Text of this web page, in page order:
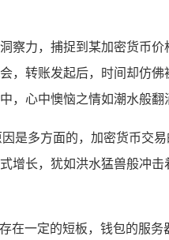
察力，捕捉到某加密货币
，转账发起后，时间却仿
，心中懊恼之情如潮水般翻
是多方面的，加密货币交
增长，犹如洪水猛兽般冲
在一定的短板，钱包的服